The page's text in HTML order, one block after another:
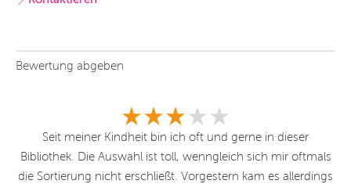
Bewertung abgeben
Seit meiner Kindheit bin ich oft und gerne in dieser
Bibliothek. Die Auswahl ist toll, wenngleich sich mir oftmals
die Sortierung nicht erschließt. Vorgestern kam es allerdings